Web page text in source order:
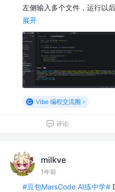
左侧输入多个文件，运行以
展开
Vibe 编程交流圈
评论
milkve
1年前
#豆包MarsCode AI练中学#